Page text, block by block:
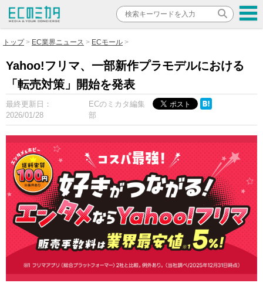
トップ EC業界ニュース ECモール
Yahoo!フリマ、一部新作プラモデルにおける
「転売対策」開始を発表
最終更新日：
2026/01/28
ECのミカタ編集
部